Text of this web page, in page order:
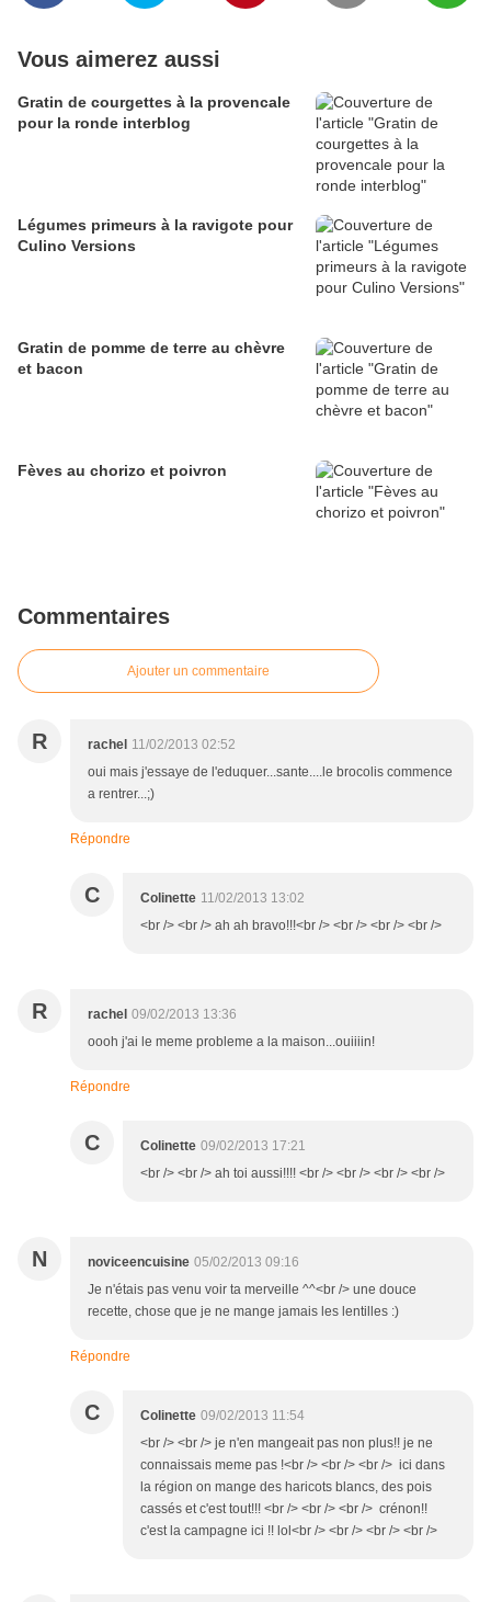
Vous aimerez aussi
Gratin de courgettes à la provencale
pour la ronde interblog
Légumes primeurs à la ravigote pour
Culino Versions
Gratin de pomme de terre au chèvre
et bacon
Fèves au chorizo et poivron
Commentaires
Ajouter un commentaire
R rachel 11/02/2013 02:52
oui mais j'essaye de l'eduquer...sante....le brocolis commence
a rentrer...;)
Répondre
C Colinette 11/02/2013 13:02
<br /> <br /> ah ah bravo!!!<br /> <br /> <br /> <br />
R rachel 09/02/2013 13:36
oooh j'ai le meme probleme a la maison...ouiiiin!
Répondre
C Colinette 09/02/2013 17:21
<br /> <br /> ah toi aussi!!!! <br /> <br /> <br /> <br />
N noviceencuisine 05/02/2013 09:16
Je n'étais pas venu voir ta merveille ^^<br /> une douce
recette, chose que je ne mange jamais les lentilles :)
Répondre
C Colinette 09/02/2013 11:54
<br /> <br /> je n'en mangeait pas non plus!! je ne
connaissais meme pas !<br /> <br /> <br /> ici dans
la région on mange des haricots blancs, des pois
cassés et c'est tout!!! <br /> <br /> <br /> crénon!!
c'est la campagne ici !! lol<br /> <br /> <br /> <br />